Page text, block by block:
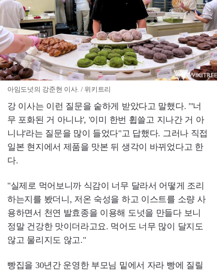
아임도넛의 강준현 이사. / 위키트리
강 이사는 이런 질문을 숱하게 받았다고 말했다. "'너
무 포화된 거 아니냐', '이미 한번 휩쓸고 지나간 거 아
니냐'라는 질문을 많이 들었다"고 답했다. 그러나 직접
일본 현지에서 제품을 맛본 뒤 생각이 바뀌었다고 한
다.
"실제로 먹어보니까 식감이 너무 달라서 어떻게 조리
하는지를 봤더니, 저온 숙성을 하고 이스트를 소량 사
용하면서 천연 발효종을 이용해 도넛을 만들다 보니
정말 건강한 맛이더라고요. 먹어도 너무 많이 달지도
않고 물리지도 않고."
빵집을 30년간 운영한 부모님 밑에서 자라 빵에 질릴